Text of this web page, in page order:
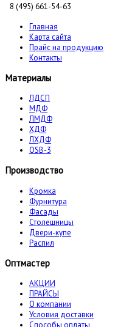
8 (495) 661-54-63
Главная
Карта сайта
Прайс на продукцию
Контакты
Материалы
ЛДСП
МДФ
ЛМДФ
ХДФ
ЛХДФ
OSB-3
Производство
Кромка
Фурнитура
Фасады
Столешницы
Двери-купе
Распил
Оптмастер
АКЦИИ
ПРАЙСЫ
О компании
Условия доставки
Способы оплаты